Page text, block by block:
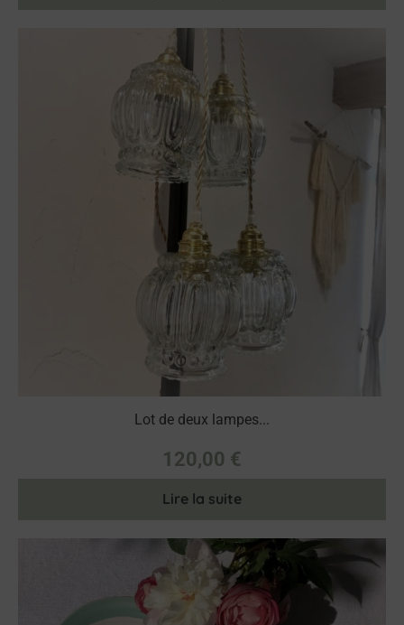
Lot de deux lampes...
120,00 €
Lire la suite